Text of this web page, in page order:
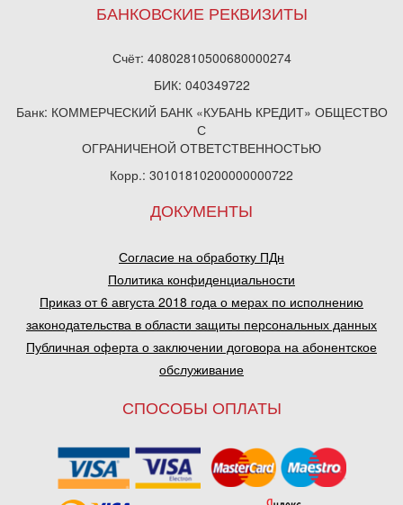
БАНКОВСКИЕ РЕКВИЗИТЫ
Счёт: 40802810500680000274
БИК: 040349722
Банк: КОММЕРЧЕСКИЙ БАНК «КУБАНЬ КРЕДИТ» ОБЩЕСТВО
С
ОГРАНИЧЕНОЙ ОТВЕТСТВЕННОСТЬЮ
Корр.: 30101810200000000722
ДОКУМЕНТЫ
Согласие на обработку ПДн
Политика конфиденциальности
Приказ от 6 августа 2018 года о мерах по исполнению
законодательства в области защиты персональных данных
Публичная оферта о заключении договора на абонентское
обслуживание
СПОСОБЫ ОПЛАТЫ